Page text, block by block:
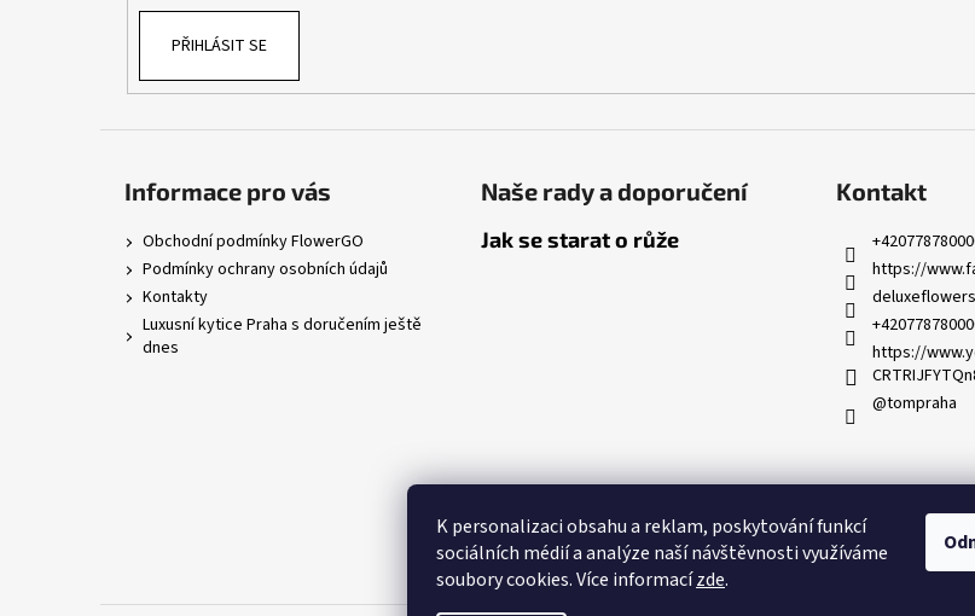
K personalizaci obsahu a reklam, poskytování funkcí
sociálních médií a analýze naší návštěvnosti využíváme
soubory cookies. Více informacízde.
PŘIHLÁSIT SE
Informace pro vás
Obchodní podmínky FlowerGO
Podmínky ochrany osobních údajů
Kontakty
Luxusní kytice Praha s doručením ještě
dnes
Naše rady a doporučení
Jak se starat o růže
Kontakt
https://
deluxeflowers
https://
@tompraha